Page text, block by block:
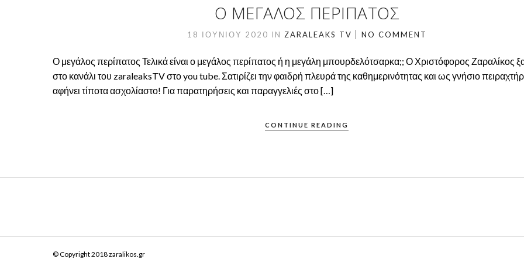
Ο ΜΕΓΑΛΟΣ ΠΕΡΙΠΑΤΟΣ
18 ΙΟΥΝΊΟΥ 2020 IN ZARALEAKS TV NO COMMENT
Ο μεγάλος περίπατος Τελικά είναι ο μεγάλος περίπατος ή η μεγάλη μπουρδελότσαρκα;; Ο Χριστόφορος Ζαραλίκος
στο κανάλι του zaraleaksTV στο you tube. Σατιρίζει την φαιδρή πλευρά της καθημερινότητας και ως γνήσιο
αφήνει τίποτα ασχολίαστο! Για παρατηρήσεις και παραγγελιές στο […]
CONTINUE READING
© Copyright 2018 zaralikos.gr